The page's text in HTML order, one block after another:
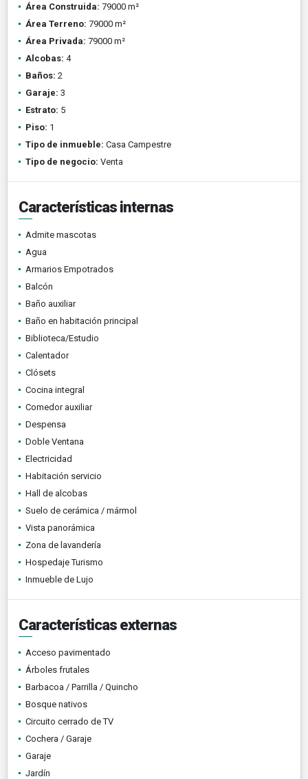
Área Construida: 79000 m²
Área Terreno: 79000 m²
Área Privada: 79000 m²
Alcobas: 4
Baños: 2
Garaje: 3
Estrato: 5
Piso: 1
Tipo de inmueble: Casa Campestre
Tipo de negocio: Venta
Características internas
Admite mascotas
Agua
Armarios Empotrados
Balcón
Baño auxiliar
Baño en habitación principal
Biblioteca/Estudio
Calentador
Clósets
Cocina integral
Comedor auxiliar
Despensa
Doble Ventana
Electricidad
Habitación servicio
Hall de alcobas
Suelo de cerámica / mármol
Vista panorámica
Zona de lavandería
Hospedaje Turismo
Inmueble de Lujo
Características externas
Acceso pavimentado
Árboles frutales
Barbacoa / Parrilla / Quincho
Bosque nativos
Circuito cerrado de TV
Cochera / Garaje
Garaje
Jardín